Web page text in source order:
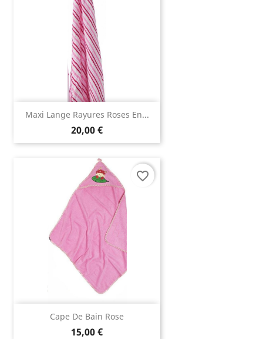
Maxi Lange Rayures Roses En...
20,00 €
Cape De Bain Rose
15,00 €
favorite_border